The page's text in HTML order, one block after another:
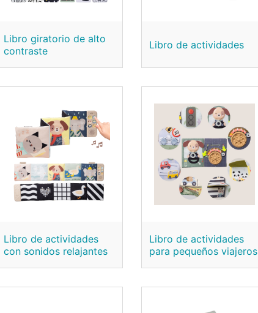
Libro giratorio de alto
contraste
Libro de actividades
Libro de actividades
con sonidos relajantes
Libro de actividades
para pequeños viajeros